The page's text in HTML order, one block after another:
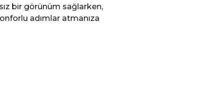
bir görünüm sağlarken,
adımlar atmanıza